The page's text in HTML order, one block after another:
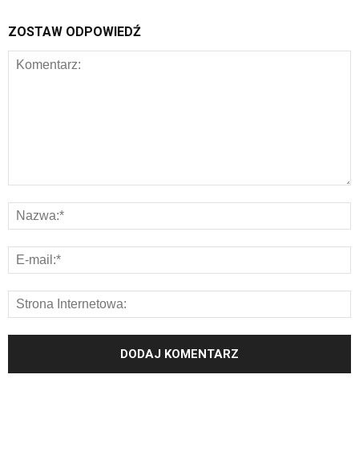
ZOSTAW ODPOWIEDŹ